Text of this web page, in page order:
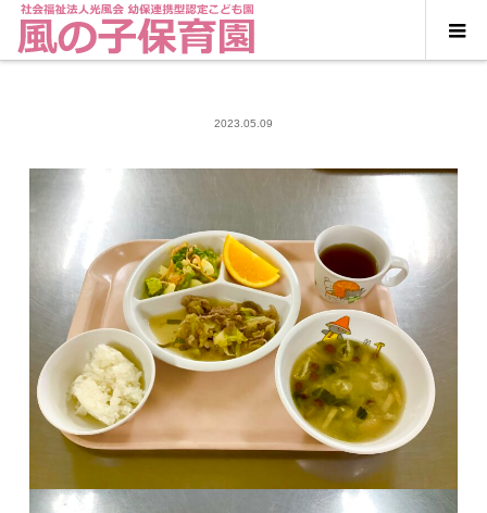
2023.05.09